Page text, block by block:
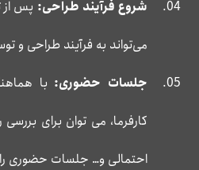
شروع فرآیند طراحی: پس از
می‌تواند به فرآیند طراحی و
جلسات حضوری: با
کارفرما، می توان برای
احتمالی و… جلسات حضوری را